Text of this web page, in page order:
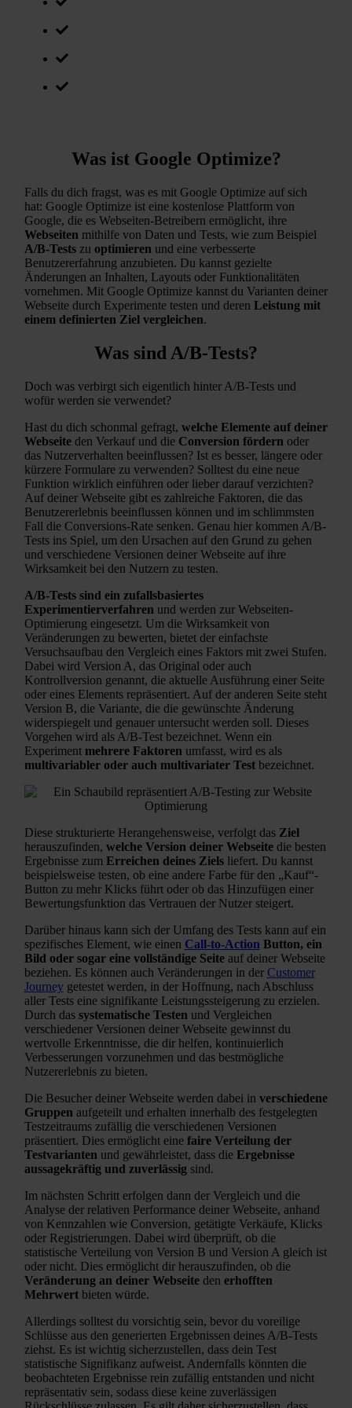
Was ist Google Optimize?
Falls du dich fragst, was es mit Google Optimize auf sich
hat: Google Optimize ist eine kostenlose Plattform von
Google, die es Webseiten-Betreibern ermöglicht, ihre
Webseiten mithilfe von Daten und Tests, wie zum Beispiel
A/B-Testszu optimieren und eine verbesserte
Benutzererfahrung anzubieten. Du kannst gezielte
Änderungen an Inhalten, Layouts oder Funktionalitäten
vornehmen. Mit Google Optimize kannst du Varianten deiner
Webseite durch Experimente testen und deren Leistung mit
einem definierten Ziel vergleichen.
Was sind A/B-Tests?
Doch was verbirgt sich eigentlich hinter A/B-Tests und
wofür werden sie verwendet?
Hast du dich schonmal gefragt, welche Elemente auf deiner
Webseiteden Verkauf und die Conversion fördern oder
das Nutzerverhalten beeinflussen? Ist es besser, längere oder
kürzere Formulare zu verwenden? Solltest du eine neue
Funktion wirklich einführen oder lieber darauf verzichten?
Auf deiner Webseite gibt es zahlreiche Faktoren, die das
Benutzererlebnis beeinflussen können und im schlimmsten
Fall die Conversions-Rate senken. Genau hier kommen A/B-
Tests ins Spiel, um den Ursachen auf den Grund zu gehen
und verschiedene Versionen deiner Webseite auf ihre
Wirksamkeit bei den Nutzern zu testen.
A/B-Tests sind ein zufallsbasiertes
Experimentierverfahren und werden zur Webseiten-
Optimierung eingesetzt. Um die Wirksamkeit von
Veränderungen zu bewerten, bietet der einfachste
Versuchsaufbau den Vergleich eines Faktors mit zwei Stufen.
Dabei wird Version A, das Original oder auch
Kontrollversion genannt, die aktuelle Ausführung einer Seite
oder eines Elements repräsentiert. Auf der anderen Seite steht
Version B, die Variante, die die gewünschte Änderung
widerspiegelt und genauer untersucht werden soll. Dieses
Vorgehen wird als A/B-Test bezeichnet. Wenn ein
Experiment mehrere Faktoren umfasst, wird es als
multivariabler oder auch multivariater Testbezeichnet.
Diese strukturierte Herangehensweise, verfolgt das Ziel
herauszufinden, welche Version deiner Webseitedie besten
Ergebnisse zum Erreichen deines Zielsliefert. Du kannst
beispielsweise testen, ob eine andere Farbe für den „Kauf“-
Button zu mehr Klicks führt oder ob das Hinzufügen einer
Bewertungsfunktion das Vertrauen der Nutzer steigert.
Darüber hinaus kann sich der Umfang des Tests kann auf ein
spezifisches Element, wie einen Call-to-Action Button, ein
Bild oder sogar eine vollständige Seiteauf deiner Webseite
beziehen. Es können auch Veränderungen in der Customer
Journeygetestet werden, in der Hoffnung, nach Abschluss
aller Tests eine signifikante Leistungssteigerung zu erzielen.
Durch das systematische Testen und Vergleichen
verschiedener Versionen deiner Webseite gewinnst du
wertvolle Erkenntnisse, die dir helfen, kontinuierlich
Verbesserungen vorzunehmen und das bestmögliche
Nutzererlebnis zu bieten.
Die Besucher deiner Webseite werden dabei in verschiedene
Gruppen aufgeteilt und erhalten innerhalb des festgelegten
Testzeitraums zufällig die verschiedenen Versionen
präsentiert. Dies ermöglicht eine faire Verteilung der
Testvarianten und gewährleistet, dass die Ergebnisse
aussagekräftig und zuverlässig sind.
Im nächsten Schritt erfolgen dann der Vergleich und die
Analyse der relativen Performance deiner Webseite, anhand
von Kennzahlen wie Conversion, getätigte Verkäufe, Klicks
oder Registrierungen. Dabei wird überprüft, ob die
statistische Verteilung von Version B und Version A gleich ist
oder nicht. Dies ermöglicht dir herauszufinden, ob die
Veränderung an deiner Webseiteden erhofften
Mehrwertbieten würde.
Allerdings solltest du vorsichtig sein, bevor du voreilige
Schlüsse aus den generierten Ergebnissen deines A/B-Tests
ziehst. Es ist wichtig sicherzustellen, dass dein Test
statistische Signifikanz aufweist. Andernfalls könnten die
beobachteten Ergebnisse rein zufällig entstanden und nicht
repräsentativ sein, sodass diese keine zuverlässigen